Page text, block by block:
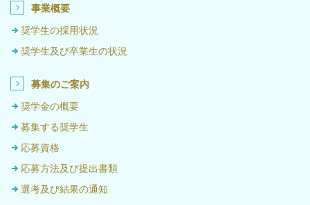
事業概要
奨学生の採用状況
奨学生及び卒業生の状況
募集のご案内
奨学金の概要
募集する奨学生
応募資格
応募方法及び提出書類
選考及び結果の通知